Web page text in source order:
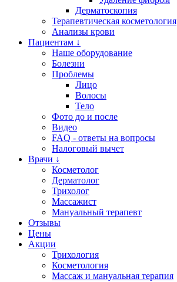
Дерматоскопия
Терапевтическая косметология
Анализы крови
Пациентам ↓
Наше оборудование
Болезни
Проблемы
Лицо
Волосы
Тело
Фото до и после
Видео
FAQ - ответы на вопросы
Налоговый вычет
Врачи ↓
Косметолог
Дерматолог
Трихолог
Массажист
Мануальный терапевт
Отзывы
Цены
Акции
Трихология
Косметология
Массаж и мануальная терапия